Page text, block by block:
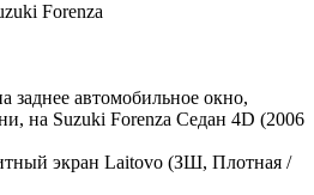
заднее автомобильное окно,
на Suzuki Forenza Седан 4D (2006
экран Laitovo (ЗШ, Плотная /